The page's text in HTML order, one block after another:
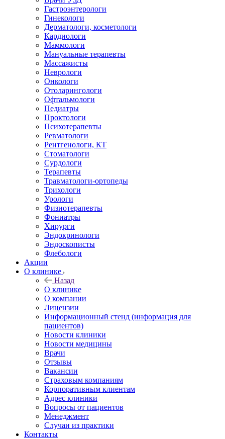
Гастроэнтерологи
Гинекологи
Дерматологи, косметологи
Кардиологи
Маммологи
Мануальные терапевты
Массажисты
Неврологи
Онкологи
Отоларингологи
Офтальмологи
Педиатры
Проктологи
Психотерапевты
Ревматологи
Рентгенологи, КТ
Стоматологи
Сурдологи
Терапевты
Травматологи-ортопеды
Трихологи
Урологи
Физиотерапевты
Фониатры
Хирурги
Эндокринологи
Эндоскописты
Флебологи
Акции
О клинике
Назад
О клинике
О компании
Лицензии
Информационный стенд (информация для
пациентов)
Новости клиники
Новости медицины
Врачи
Отзывы
Вакансии
Страховым компаниям
Корпоративным клиентам
Адрес клиники
Вопросы от пациентов
Менеджмент
Случаи из практики
Контакты